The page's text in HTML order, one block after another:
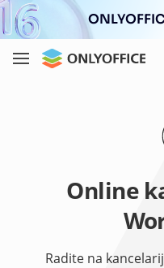
Online
Radite na